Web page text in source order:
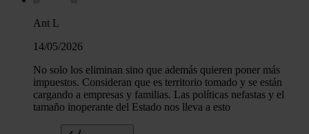
Ant L
14/05/2026
No solo los eliminan sino que además quieren poner más
impuestos. Consideran que es territorio tomado y se están
cargando a empresas y familias. Las políticas nefastas y el
tamaño inoperante del Estado nos lleva a esto